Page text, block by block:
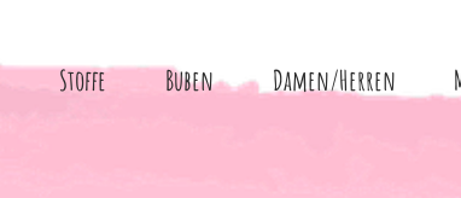
Stoffe Buben Damen/Herren